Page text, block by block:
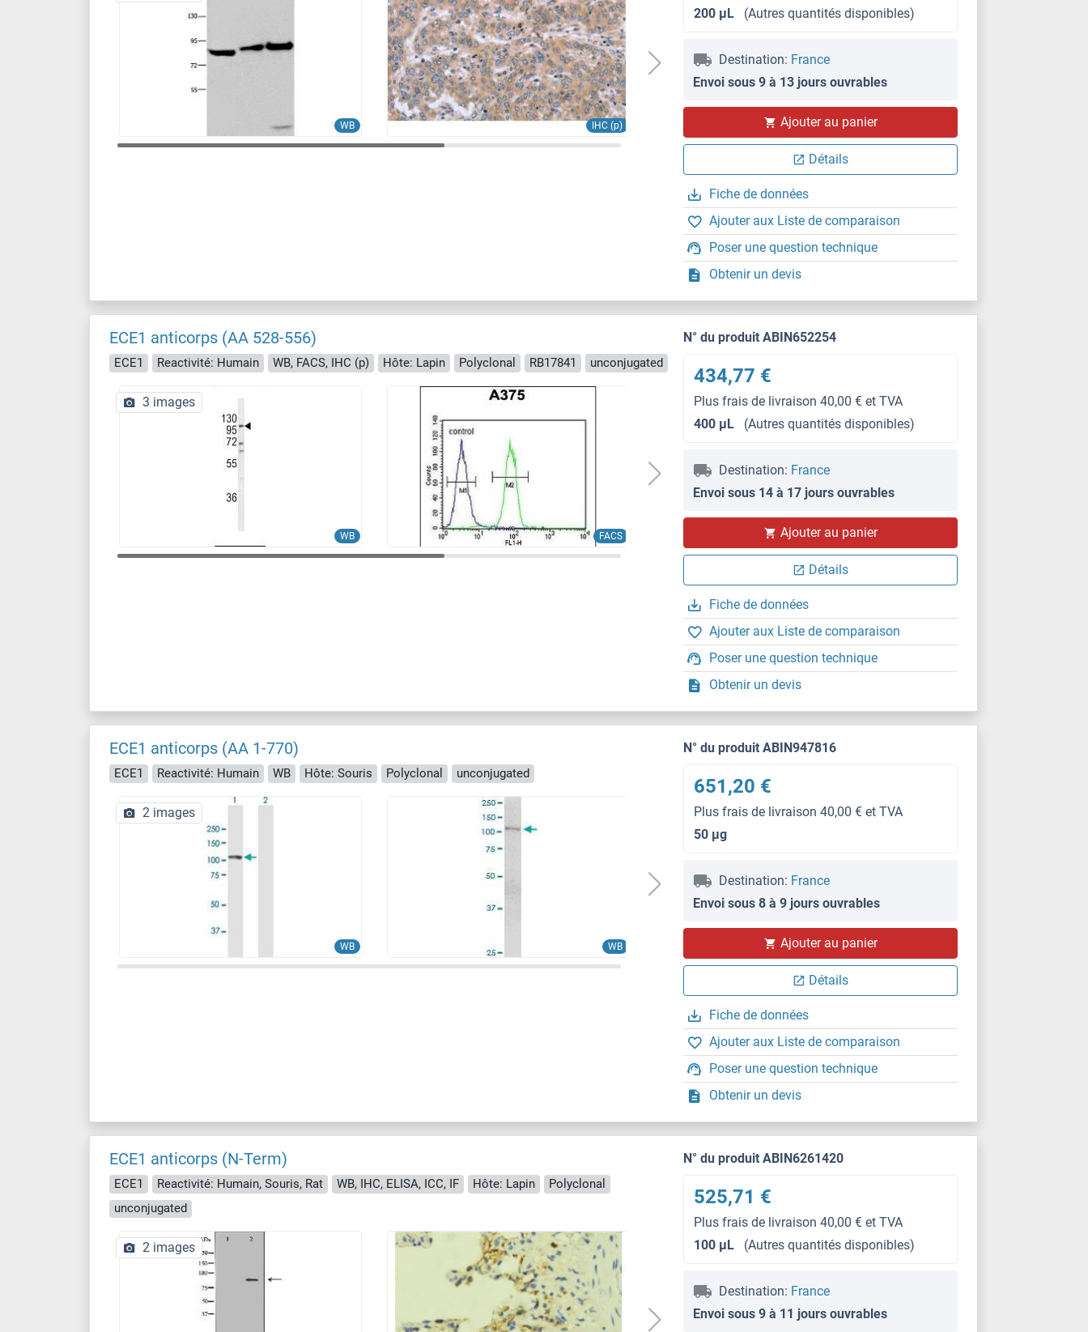
WB IHC (p)
IHC (p)
200 μL
(Autres quantités disponibles)
Destination: France
Envoi sous 9 à 13 jours ouvrables
Ajouter au panier
Détails
Fiche de données
Ajouter aux Liste de comparaison
Poser une question technique
Obtenir un devis
ECE1 anticorps (AA 528-556)
ECE1 Reactivité: Humain WB, FACS, IHC (p) Hôte: Lapin Polyclonal RB17841 unconjugated
WB FACS
IHC (p)
3 images
N° du produit ABIN652254
434,77 €
Plus frais de livraison 40,00 € et TVA
400 μL
(Autres quantités disponibles)
Destination: France
Envoi sous 14 à 17 jours ouvrables
Ajouter au panier
Détails
Fiche de données
Ajouter aux Liste de comparaison
Poser une question technique
Obtenir un devis
ECE1 anticorps (AA 1-770)
ECE1 Reactivité: Humain WB Hôte: Souris Polyclonal unconjugated
WB WB
2 images
N° du produit ABIN947816
651,20 €
Plus frais de livraison 40,00 € et TVA
50 μg
Destination: France
Envoi sous 8 à 9 jours ouvrables
Ajouter au panier
Détails
Fiche de données
Ajouter aux Liste de comparaison
Poser une question technique
Obtenir un devis
ECE1 anticorps (N-Term)
ECE1 Reactivité: Humain, Souris, Rat WB, IHC, ELISA, ICC, IF Hôte: Lapin
Polyclonal
unconjugated
2 images
N° du produit ABIN6261420
525,71 €
Plus frais de livraison 40,00 € et TVA
100 μL
(Autres quantités disponibles)
Destination: France
Envoi sous 9 à 11 jours ouvrables